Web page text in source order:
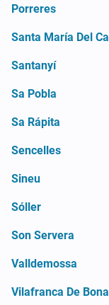
Porreres
Santa María Del
Santanyí
Sa Pobla
Sa Rápita
Sencelles
Sineu
Sóller
Son Servera
Valldemossa
Vilafranca De